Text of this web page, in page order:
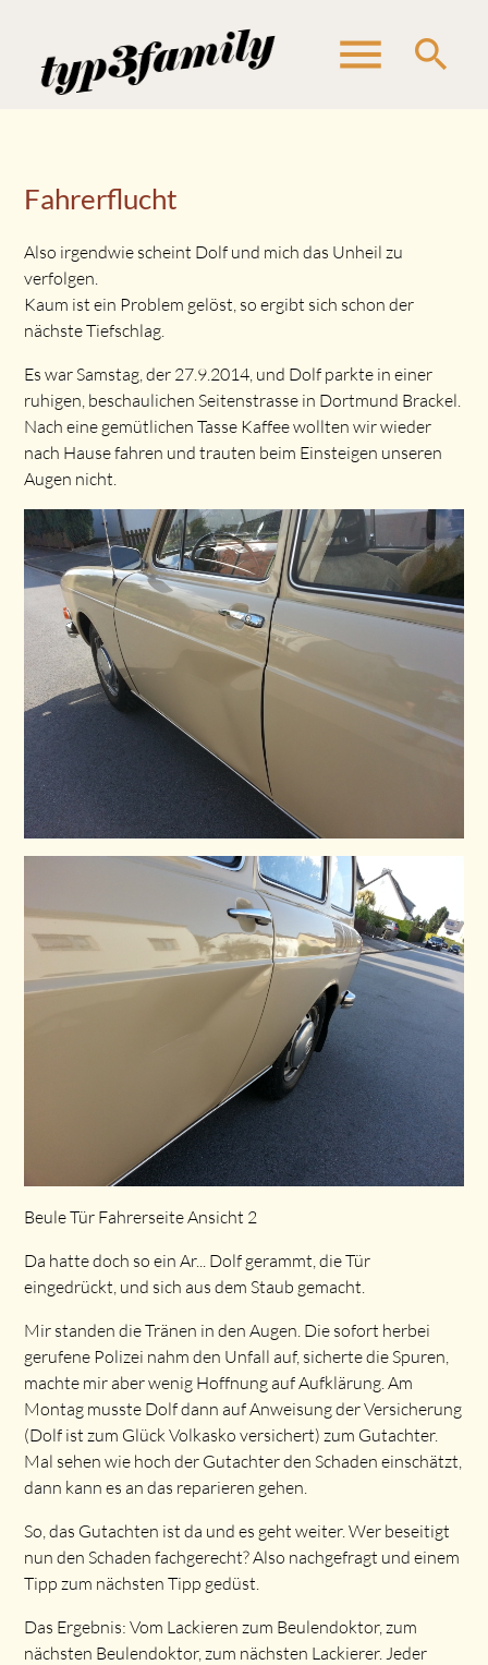
menu search
Fahrerflucht
Also irgendwie scheint Dolf und mich das Unheil zu
verfolgen.
Kaum ist ein Problem gelöst, so ergibt sich schon der
nächste Tiefschlag.
Es war Samstag, der 27.9.2014, und Dolf parkte in einer
ruhigen, beschaulichen Seitenstrasse in Dortmund Brackel.
Nach eine gemütlichen Tasse Kaffee wollten wir wieder
nach Hause fahren und trauten beim Einsteigen unseren
Augen nicht.
Beule Tür Fahrerseite Ansicht 2
Da hatte doch so ein Ar... Dolf gerammt, die Tür
eingedrückt, und sich aus dem Staub gemacht.
Mir standen die Tränen in den Augen. Die sofort herbei
gerufene Polizei nahm den Unfall auf, sicherte die Spuren,
machte mir aber wenig Hoffnung auf Aufklärung. Am
Montag musste Dolf dann auf Anweisung der Versicherung
(Dolf ist zum Glück Volkasko versichert) zum Gutachter.
Mal sehen wie hoch der Gutachter den Schaden einschätzt,
dann kann es an das reparieren gehen.
So, das Gutachten ist da und es geht weiter. Wer beseitigt
nun den Schaden fachgerecht? Also nachgefragt und einem
Tipp zum nächsten Tipp gedüst.
Das Ergebnis: Vom Lackieren zum Beulendoktor, zum
nächsten Beulendoktor, zum nächsten Lackierer. Jeder